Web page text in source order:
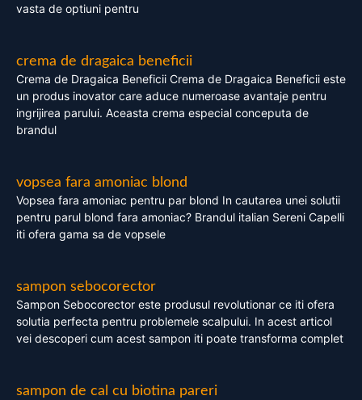
vasta de optiuni pentru
crema de dragaica beneficii
Crema de Dragaica Beneficii Crema de Dragaica Beneficii este
un produs inovator care aduce numeroase avantaje pentru
ingrijirea parului. Aceasta crema especial conceputa de
brandul
vopsea fara amoniac blond
Vopsea fara amoniac pentru par blond In cautarea unei solutii
pentru parul blond fara amoniac? Brandul italian Sereni Capelli
iti ofera gama sa de vopsele
sampon sebocorector
Sampon Sebocorector este produsul revolutionar ce iti ofera
solutia perfecta pentru problemele scalpului. In acest articol
vei descoperi cum acest sampon iti poate transforma complet
sampon de cal cu biotina pareri